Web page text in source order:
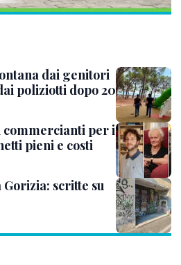
dai genitori
poliziotti dopo 20
commercianti per i
pieni e costi
Gorizia: scritte su